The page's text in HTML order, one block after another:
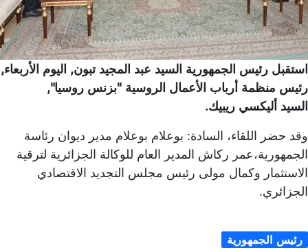
استقبل رئيس الجمهورية السيد عبد المجيد تبون, اليوم الأربعاء,
رئيس منظمة أرباب الأعمال الروسية "بزنس روسيا",
السيد أليكسي ريبيك.
وقد حضر اللقاء، السادة: بوعلام بوعلام مدير ديوان رئاسة
الجمهورية،عمر ركاش المدير العام للوكالة الجزائرية لترقية
الاستثمار وكمال مولى رئيس مجلس التجديد الاقتصادي
الجزائري.
رئيس الجمهورية